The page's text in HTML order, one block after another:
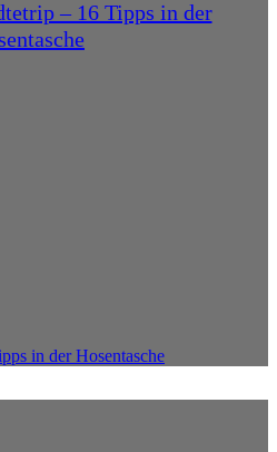
– 16 Tipps in der
in der Hosentasche